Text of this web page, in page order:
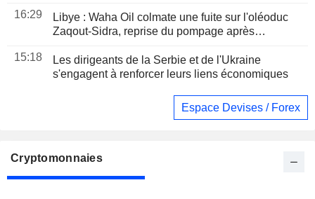
16:29
Libye : Waha Oil colmate une fuite sur l'oléoduc
Zaqout-Sidra, reprise du pompage après
15:18
Les dirigeants de la Serbie et de l'Ukraine
s'engagent à renforcer leurs liens économiques
Espace Devises / Forex
Cryptomonnaies